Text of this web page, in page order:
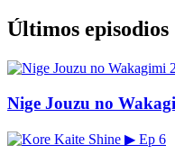
Últimos episodios
Nige Jouzu no
▶ Ep 6